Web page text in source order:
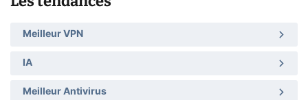
Meilleur VPN
IA
Meilleur Antivirus